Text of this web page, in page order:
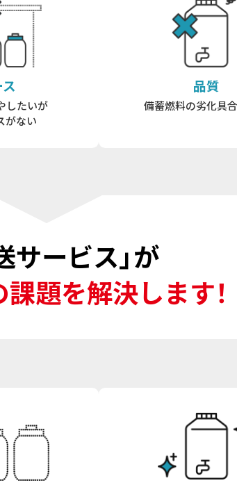
したいが
がない
品質
備蓄燃料の劣化具
サービス」が
題を解決します！